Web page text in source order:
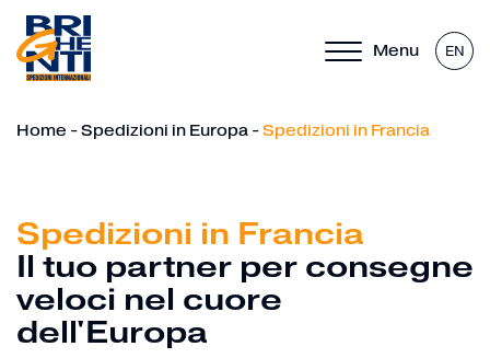
Menu EN
Home -Spedizioni in Europa -Spedizioni in Francia
Spedizioni in Francia
Il tuo partner per consegne
veloci nel cuore
dell'Europa